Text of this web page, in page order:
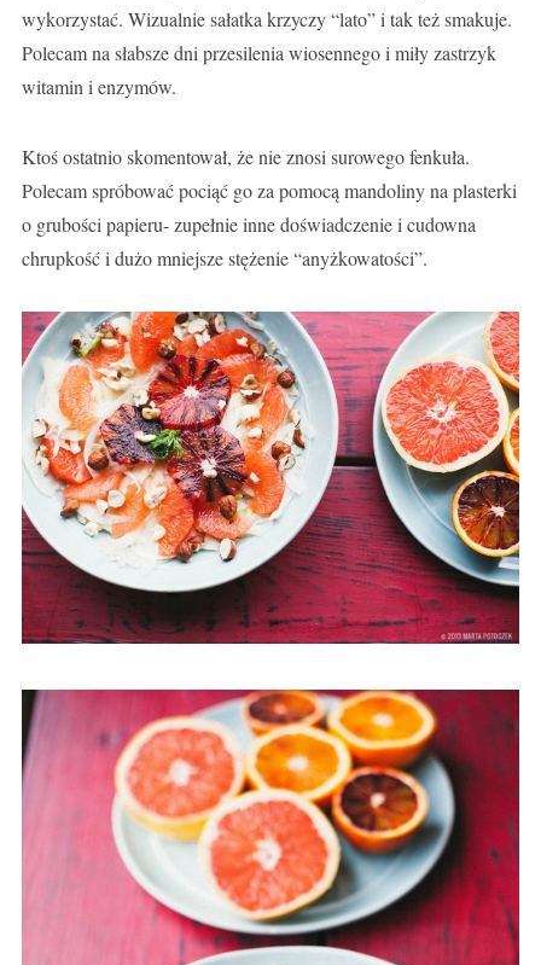
wykorzystać. Wizualnie sałatka krzyczy “lato” i tak też smakuje.
Polecam na słabsze dni przesilenia wiosennego i miły zastrzyk
witamin i enzymów.
Ktoś ostatnio skomentował, że nie znosi surowego fenkuła.
Polecam spróbować pociąć go za pomocą mandoliny na plasterki
o grubości papieru- zupełnie inne doświadczenie i cudowna
chrupkość i dużo mniejsze stężenie “anyżkowatości”.